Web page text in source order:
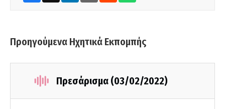
Προηγούμενα Ηχητικά Εκπομπής
Πρεσάρισμα (03/02/2022)